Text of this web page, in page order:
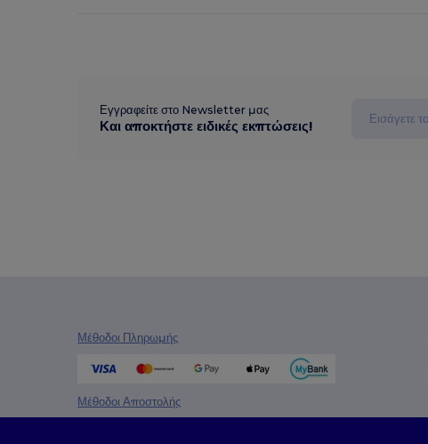
Εγγραφείτε στο Newsletter μας
Και αποκτήστε ειδικές εκπτώσεις!
Μέθοδοι Πληρωμής
Μέθοδοι Αποστολής